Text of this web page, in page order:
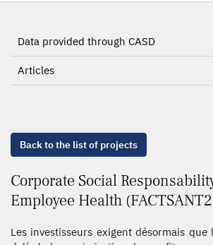
Data provided through CASD
Articles
Back to the list of projects
Corporate Social
Employee Health
Les investisseurs exigent désormais que